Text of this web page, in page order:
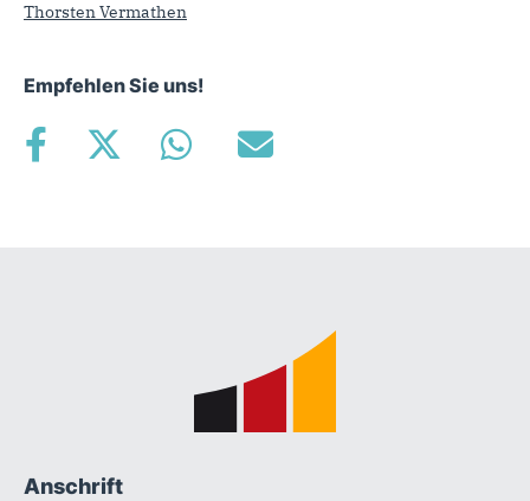
Thorsten Vermathen
Empfehlen Sie uns!
Anschrift